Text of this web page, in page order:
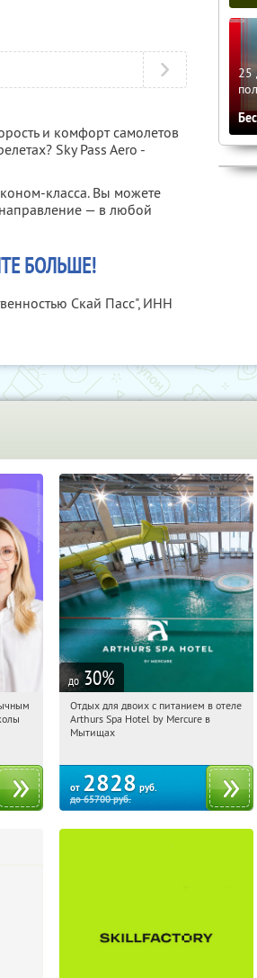
и комфорт самолетов
Sky Pass Aero -
класса. Вы можете
— в любой
БОЛЬШЕ!
Скай Пасс", ИНН
25
до 30%
12:06:26
Купи первым!
Московская обл., г. Мытищи, д.
Отдых для двоих с питанием в отеле
Arthurs Spa Hotel by Mercure в
Мытищах
от 2828 руб.
до65700руб.